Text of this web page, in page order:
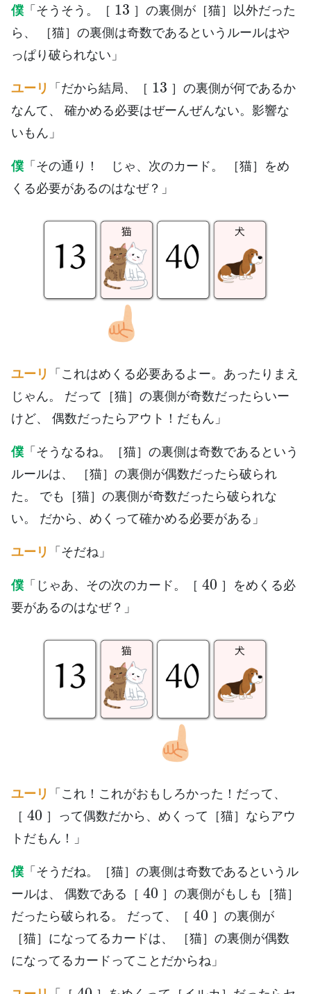
僕 「そうそう。［
］の裏側が［猫］以外だった
ら、 ［猫］の裏側は奇数であるというルールはや
っぱり破られない」
ユーリ 「だから結局、［
］の裏側が何であるか
なんて、 確かめる必要はぜーんぜんない。影響な
いもん」
僕 「その通り！ じゃ、次のカード。 ［猫］をめ
くる必要があるのはなぜ？」
ユーリ 「これはめくる必要あるよー。あったりまえ
じゃん。 だって［猫］の裏側が奇数だったらいー
けど、 偶数だったらアウト！だもん」
僕 「そうなるね。［猫］の裏側は奇数であるという
ルールは、 ［猫］の裏側が偶数だったら破られ
た。 でも［猫］の裏側が奇数だったら破られな
い。 だから、めくって確かめる必要がある」
ユーリ 「そだね」
僕 「じゃあ、その次のカード。［
40
］をめくる必
要があるのはなぜ？」
ユーリ 「これ！これがおもしろかった！だって、
［
40
］って偶数だから、めくって［猫］ならアウ
トだもん！」
僕 「そうだね。［猫］の裏側は奇数であるというル
ールは、 偶数である［
40
］の裏側がもしも［猫］
だったら破られる。 だって、［
40
］の裏側が
［猫］になってるカードは、 ［猫］の裏側が偶数
になってるカードってことだからね」